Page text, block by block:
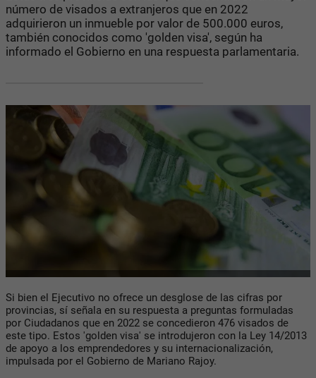
número de visados a extranjeros que en 2022
adquirieron un inmueble por valor de 500.000 euros,
también conocidos como 'golden visa', según ha
informado el Gobierno en una respuesta parlamentaria.
Si bien el Ejecutivo no ofrece un desglose de las cifras por
provincias, sí señala en su respuesta a preguntas formuladas
por Ciudadanos que en 2022 se concedieron 476 visados de
este tipo. Estos 'golden visa' se introdujeron con la Ley 14/2013
de apoyo a los emprendedores y su internacionalización,
impulsada por el Gobierno de Mariano Rajoy.